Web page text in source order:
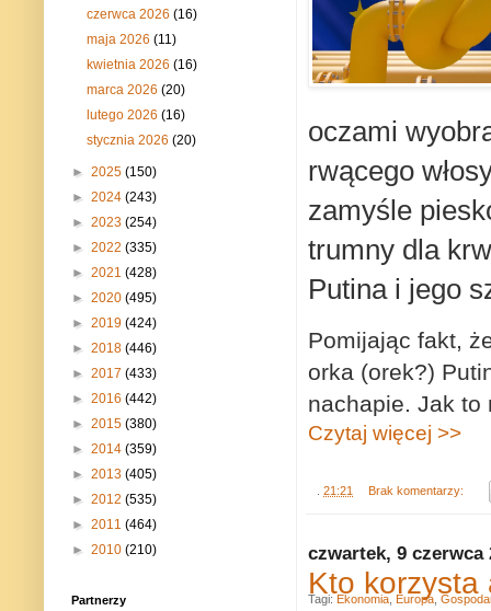
oczami
rwącego
zamyśle
trumny dla
Putina i jego
Pomijając fakt,
orka (orek?)
nachapie. Jak to
Czytaj więcej >>
21:21 Brak komentarzy:
czwartek, 9 czerwca
Kto korzysta
Tagi: Ekonomia Europa
czerwca 2026(16)
maja 2026(11)
kwietnia 2026(16)
marca 2026(20)
lutego 2026(16)
stycznia 2026(20)
► 2025 (150)
► 2024 (243)
► 2023 (254)
► 2022 (335)
► 2021 (428)
► 2020 (495)
► 2019 (424)
► 2018 (446)
► 2017 (433)
► 2016 (442)
► 2015 (380)
► 2014 (359)
► 2013 (405)
► 2012 (535)
► 2011 (464)
► 2010 (210)
Partnerzy